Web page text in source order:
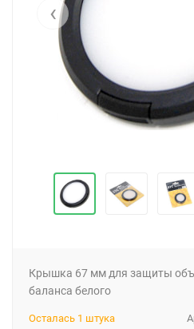
‹
Крышка 67 мм для защиты
баланса белого
Осталась 1 штука